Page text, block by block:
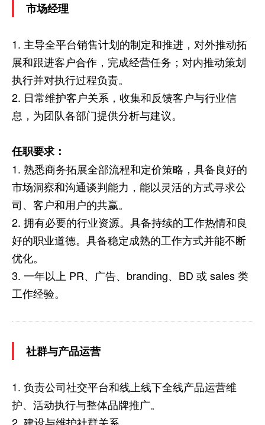
市场经理
1. 主导全平台销售计划的制定和推进，对外推动拓
展和跟进客户合作，完成经营任务；对内推动策划
执行并对执行过程负责。
2. 日常维护客户关系，收集和反馈客户与行业信
息，为团队各部门提供分析与建议。
任职要求：
1. 熟悉商务拓展全部流程和定价策略，具备良好的
市场洞察和沟通谈判能力，能以灵活的方式寻求公
司、客户和用户的共赢。
2. 拥有必要的行业资源。具备持续的工作热情和良
好的职业道德。具备稳定成熟的工作方式并能不断
优化。
3. 一年以上 PR、广告、branding、BD 或 sales 类
工作经验。
社群与产品运营
1. 负责公司社交平台和线上线下全线产品运营维
护、活动执行与整体品牌推广。